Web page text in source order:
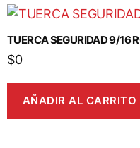
TUERCA SEGURIDAD 9/16
$0
AÑADIR AL CARRITO